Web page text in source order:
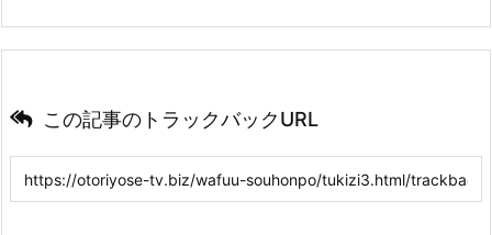
この記事のトラックバックURL